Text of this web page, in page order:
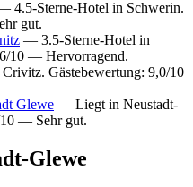
4.5-Sterne-Hotel in Schwerin.
gut.
— 3.5-Sterne-Hotel in
10 — Hervorragend.
Gästebewertung: 9,0/10
Glewe — Liegt in Neustadt-
— Sehr gut.
Glewe